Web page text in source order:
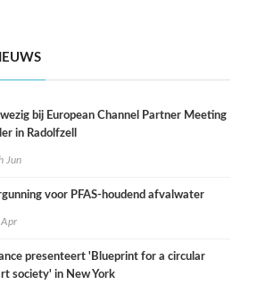
bij European Channel Partner Meeting
in Radolfzell
Jun
voor PFAS-houdend afvalwater
presenteert 'Blueprint for a circular
society' in New York